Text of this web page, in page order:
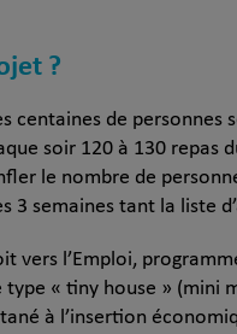
?
centaines de
soir 120 à 130 repas
le nombre de
3 semaines tant la liste
vers l’Emploi,
type « tiny house » (mini
à l’insertion